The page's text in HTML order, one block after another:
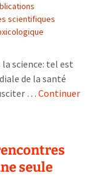
scientifiques
science: tel est
de la santé
… Continuer
seule